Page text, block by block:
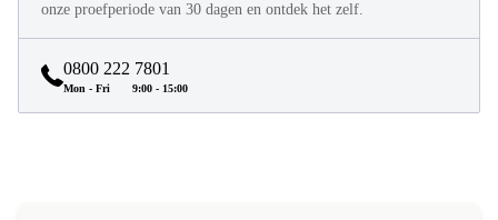
onze proefperiode van 30 dagen en ontdek het zelf.
0800 222 7801
Mon - Fri 9:00 - 15:00